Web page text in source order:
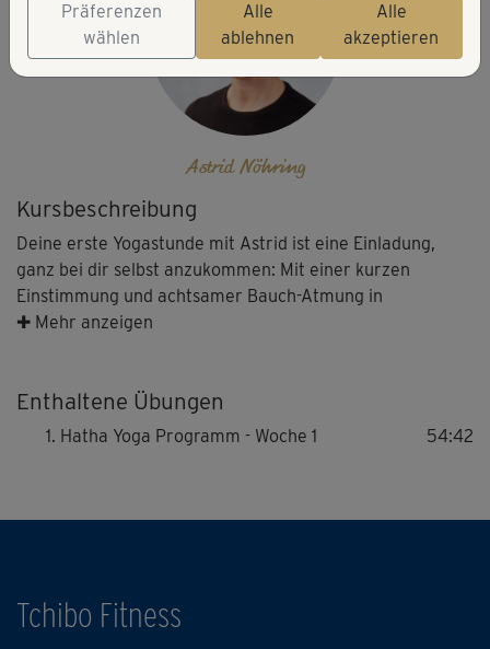
Kursbeschreibung
Deine erste Yogastunde mit Astrid ist eine Einladung,
ganz bei dir selbst anzukommen: Mit einer kurzen
Einstimmung und achtsamer Bauch-Atmung in
Rückenlage spürst du, wie der Alltag langsam von dir
Astrid beginnt mit sanften Mobilisationsübungen auf dem
Rücken: kleine Beckenschaukeln, achtsame Drehungen
✚ Mehr anzeigen
Enthaltene Übungen
Hatha Yoga Programm - Woche 1 54:42
Astrid Nöhring
Tchibo Fitness
Präferenzen
wählen
Alle
ablehnen
Alle
akzeptieren